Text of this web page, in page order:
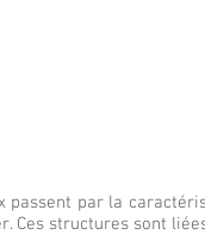
passent par la
Ces structures sont